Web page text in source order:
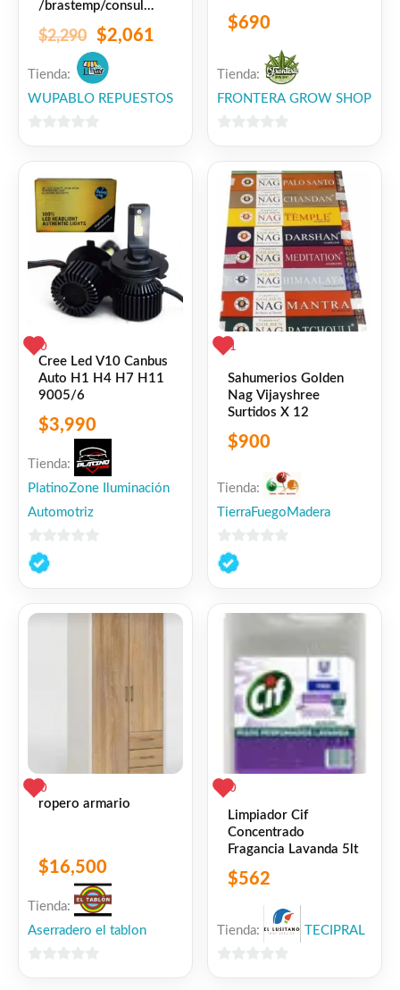
/brastemp/consul
Ac220v 50/60
$2,290 $2,061
Tienda:
WUPABLO REPUESTOS
5
$690
Tienda:
FRONTERA GROW SHOP
0
Cree Led V10 Canbus
Auto H1 H4 H7 H11
9005/6
$3,990
Tienda:
PlatinoZone Iluminación
Automotriz
0
de
1
Sahumerios Golden
Nag Vijayshree
Surtidos X 12
$900
Tienda:
TierraFuegoMadera
0
de
0
ropero armario
$16,500
Tienda:
Aserradero el tablon
0
Limpiador Cif
Concentrado
Fragancia Lavanda 5lt
$562
Tienda: TECIPRAL